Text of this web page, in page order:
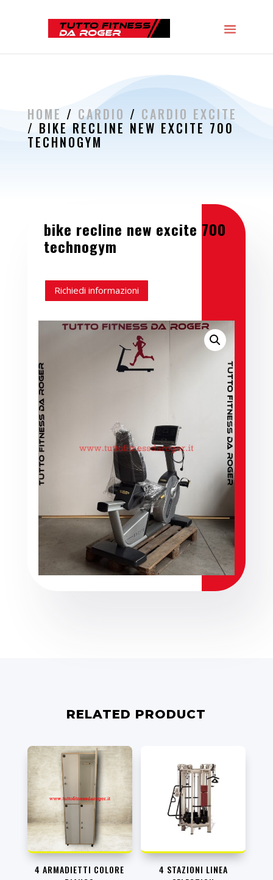
HOME / CARDIO / CARDIO EXCITE
/ BIKE RECLINE NEW EXCITE 700
TECHNOGYM
bike recline new excite 700
technogym
Richiedi informazioni
RELATED PRODUCT
4 ARMADIETTI COLORE
4 STAZIONI LINEA